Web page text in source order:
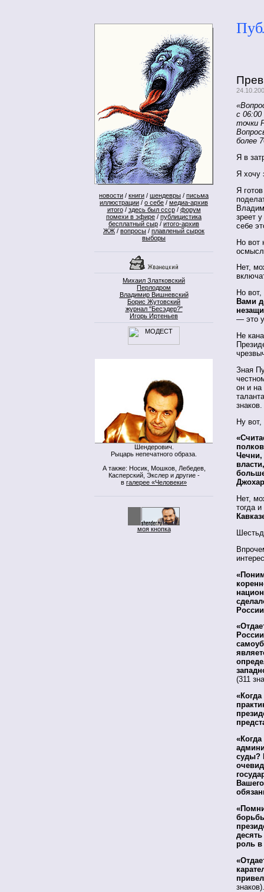
новости / книги / шендевры / письма
иллюстрации / о себе / медиа-архив
итого/ здесь был ссср/ форум
помехи в эфире / публицистика
бесплатный сыр / итого-архив
ЖЖ / вопросы / плавленый сырок
выборы
Михаил Златковский
Перлодром
Владимир Вишневский
Борис Жутовский
журнал "Бесэдер?"
Игорь Иртеньев
Шендерович.
Рыцарь непечатного образа.
А также: Носик, Мошков, Лебедев,
Касперский, Экслер и другие -
в галерее «Человеки»
моя кнопка
с
точки
более
Я в
Я хочу
Я
зреет
себе
Но вот
Нет,
Но
Вами
— это
Не
Зная
он и на
знаков.
Ну
Чечни,
Нет,
тогда
(311
суды?
роль в
знаков).